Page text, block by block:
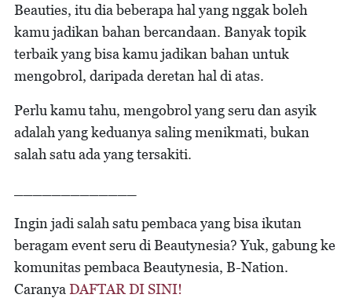
Beauties, itu dia beberapa hal yang nggak boleh
kamu jadikan bahan bercandaan. Banyak topik
terbaik yang bisa kamu jadikan bahan untuk
mengobrol, daripada deretan hal di atas.
Perlu kamu tahu, mengobrol yang seru dan asyik
adalah yang keduanya saling menikmati, bukan
salah satu ada yang tersakiti.
Ingin jadi salah satu pembaca yang bisa ikutan
beragam event seru di Beautynesia? Yuk, gabung ke
komunitas pembaca Beautynesia, B-Nation.
Caranya DAFTAR DI SINI!